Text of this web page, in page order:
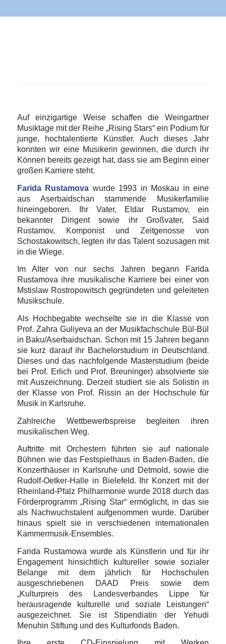
Auf einzigartige Weise schaffen die Weingartner
Musiktage mit der Reihe „Rising Stars“ ein Podium für
junge, hochtalentierte Künstler. Auch dieses Jahr
konnten wir eine Musikerin gewinnen, die durch ihr
Können bereits gezeigt hat, dass sie am Beginn einer
großen Karriere steht.
Farida Rustamova wurde 1993 in Moskau in eine
aus Aserbaidschan stammende Musikerfamilie
hineingeboren. Ihr Vater, Eldar Rustamov, ein
bekannter Dirigent sowie ihr Großvater, Said
Rustamov, Komponist und Zeitgenosse von
Schostakowitsch, legten ihr das Talent sozusagen mit
in die Wiege.
Im Alter von nur sechs Jahren begann Farida
Rustamova ihre musikalische Karriere bei einer von
Mstislaw Rostropowitsch gegründeten und geleiteten
Musikschule.
Als Hochbegabte wechselte sie in die Klasse von
Prof. Zahra Guliyeva an der Musikfachschule Bül-Bül
in Baku/Aserbaidschan. Schon mit 15 Jahren begann
sie kurz darauf ihr Bachelorstudium in Deutschland.
Dieses und das nachfolgende Masterstudium (beide
bei Prof. Erlich und Prof. Breuninger) absolvierte sie
mit Auszeichnung. Derzeit studiert sie als Solistin in
der Klasse von Prof. Rissin an der Hochschule für
Musik in Karlsruhe.
Zahlreiche Wettbewerbspreise begleiten ihren
musikalischen Weg.
Auftritte mit Orchestern führten sie auf nationale
Bühnen wie das Festspielhaus in Baden-Baden, die
Konzerthäuser in Karlsruhe und Detmold, sowie die
Rudolf-Oetker-Halle in Bielefeld. Ihr Konzert mit der
Rheinland-Pfalz Philharmonie wurde 2018 durch das
Förderprogramm „Rising Star“ ermöglicht, in das sie
als Nachwuchstalent aufgenommen wurde. Darüber
hinaus spielt sie in verschiedenen internationalen
Kammermusik-Ensembles.
Farida Rustamowa wurde als Künstlerin und für ihr
Engagement hinsichtlich kultureller sowie sozialer
Belange mit dem jährlich für Hochschulen
ausgeschriebenen DAAD Preis sowie dem
„Kulturpreis des Landesverbandes Lippe für
herausragende kulturelle und soziale Leistungen“
ausgezeichnet. Sie ist Stipendiatin der Yehudi
Menuhin Stiftung und des Kulturfonds Baden.